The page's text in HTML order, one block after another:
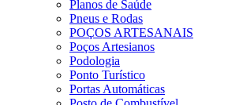
Planos de Saúde
Pneus e Rodas
POÇOS ARTESANAIS
Poços Artesianos
Podologia
Ponto Turístico
Portas Automáticas